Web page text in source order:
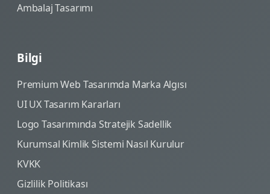
Ambalaj Tasarımı
Bilgi
Premium Web Tasarımda Marka Algısı
UI UX Tasarım Kararları
Logo Tasarımında Stratejik Sadellik
Kurumsal Kimlik Sistemi Nasıl Kurulur
KVKK
Gizlilik Politikası